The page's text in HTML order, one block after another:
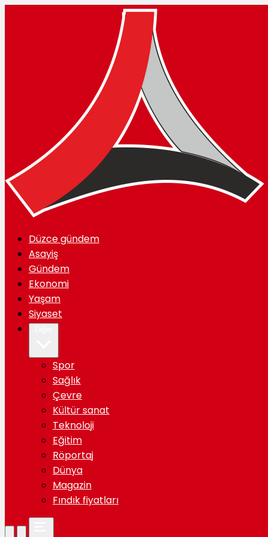
Düzce gündem
Asayiş
Gündem
Ekonomi
Yaşam
Siyaset
Spor
Sağlık
Çevre
Kültür sanat
Teknoloji
Eğitim
Röportaj
Dünya
Magazin
Fındık fiyatları